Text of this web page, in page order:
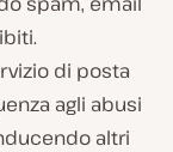
di posta
agli abusi
altri